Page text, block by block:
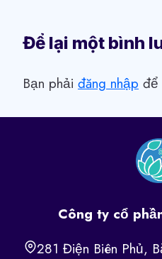
Để lại một bình
Bạn phải đăng nhập để
Công ty cổ
281 Điện Biên Phủ,